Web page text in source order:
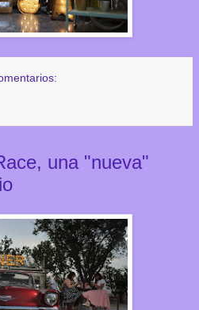
una "nueva"